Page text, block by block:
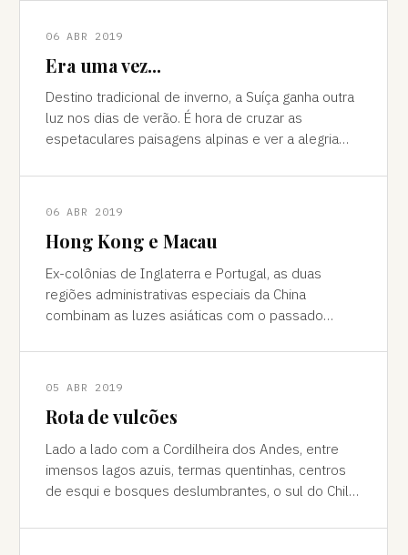
06 ABR 2019
Era uma vez...
Destino tradicional de inverno, a Suíça ganha outra
luz nos dias de verão. É hora de cruzar as
espetaculares paisagens alpinas e ver a alegria
06 ABR 2019
Hong Kong e Macau
Ex-colônias de Inglaterra e Portugal, as duas
regiões administrativas especiais da China
combinam as luzes asiáticas com o passado
05 ABR 2019
Rota de vulcões
Lado a lado com a Cordilheira dos Andes, entre
imensos lagos azuis, termas quentinhas, centros
de esqui e bosques deslumbrantes, o sul do Chile